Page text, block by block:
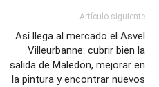
Artículo siguiente
Así llega al mercado el Asvel
Villeurbanne: cubrir bien la
salida de Maledon, mejorar en
la pintura y encontrar nuevos